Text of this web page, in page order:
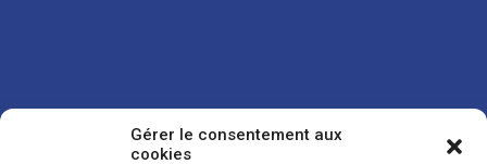
Gérer le consentement aux
cookies